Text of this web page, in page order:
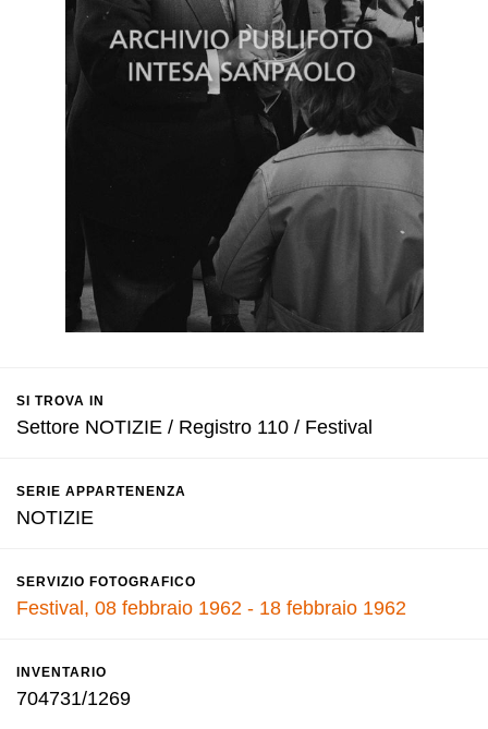
SI TROVA IN
Settore NOTIZIE / Registro 110 / Festival
SERIE APPARTENENZA
NOTIZIE
SERVIZIO FOTOGRAFICO
Festival, 08 febbraio 1962 - 18 febbraio 1962
INVENTARIO
704731/1269